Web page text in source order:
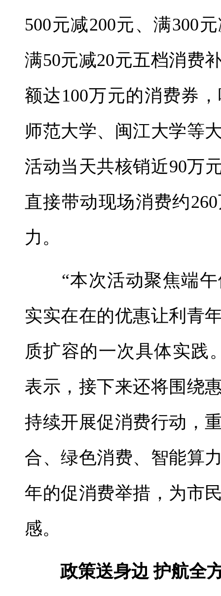
500元减200元、满300
满50元减20元五档消费
额达100万元的消费券
师范大学、闽江大学等
活动当天共核销近90万
直接带动现场消费约
力。
“本次活动聚焦端午
实实在在的优惠让利青
质扩容的一次具体实践
表示，接下来还将围绕
持续开展促消费行动，
合、绿色消费、智能算
年的促消费举措，为市
感。
政策送身边 护航全